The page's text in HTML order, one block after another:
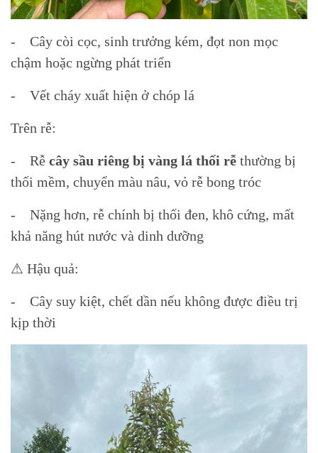
- Cây còi cọc, sinh trưởng kém, đọt non mọc
chậm hoặc ngừng phát triển
- Vết cháy xuất hiện ở chóp lá
Trên rễ:
- Rễ cây sầu riêng bị vàng lá thối rễ thường bị
thối mềm, chuyển màu nâu, vỏ rễ bong tróc
- Nặng hơn, rễ chính bị thối đen, khô cứng, mất
khả năng hút nước và dinh dưỡng
⚠ Hậu quả:
- Cây suy kiệt, chết dần nếu không được điều trị
kịp thời